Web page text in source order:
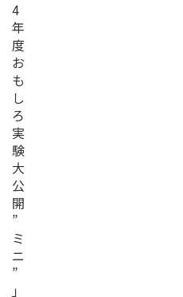
4
年
度
お
も
し
ろ
実
験
大
公
開
”
ミ
ニ
”
」